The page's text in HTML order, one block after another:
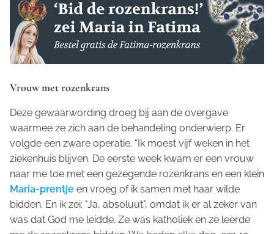
Vrouw met rozenkrans
Deze gewaarwording droeg bij aan de overgave
waarmee ze zich aan de behandeling onderwierp. Er
volgde een zware operatie. “Ik moest vijf weken in het
ziekenhuis blijven. De eerste week kwam er een vrouw
naar me toe met een gezegende rozenkrans en een klein
Maria-prentje en vroeg of ik samen met haar wilde
bidden. En ik zei: "Ja, absoluut", omdat ik er al zeker van
was dat God me leidde. Ze was katholiek en ze leerde